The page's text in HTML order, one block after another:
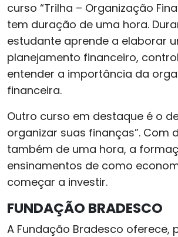
curso “Trilha – Organização
tem duração de uma hora.
estudante aprende a elaborar
planejamento financeiro,
entender a importância da
financeira.
Outro curso em destaque é o
organizar suas finanças”. Com
também de uma hora, a
ensinamentos de como
começar a investir.
FUNDAÇÃO BRADESCO
A Fundação Bradesco oferece,